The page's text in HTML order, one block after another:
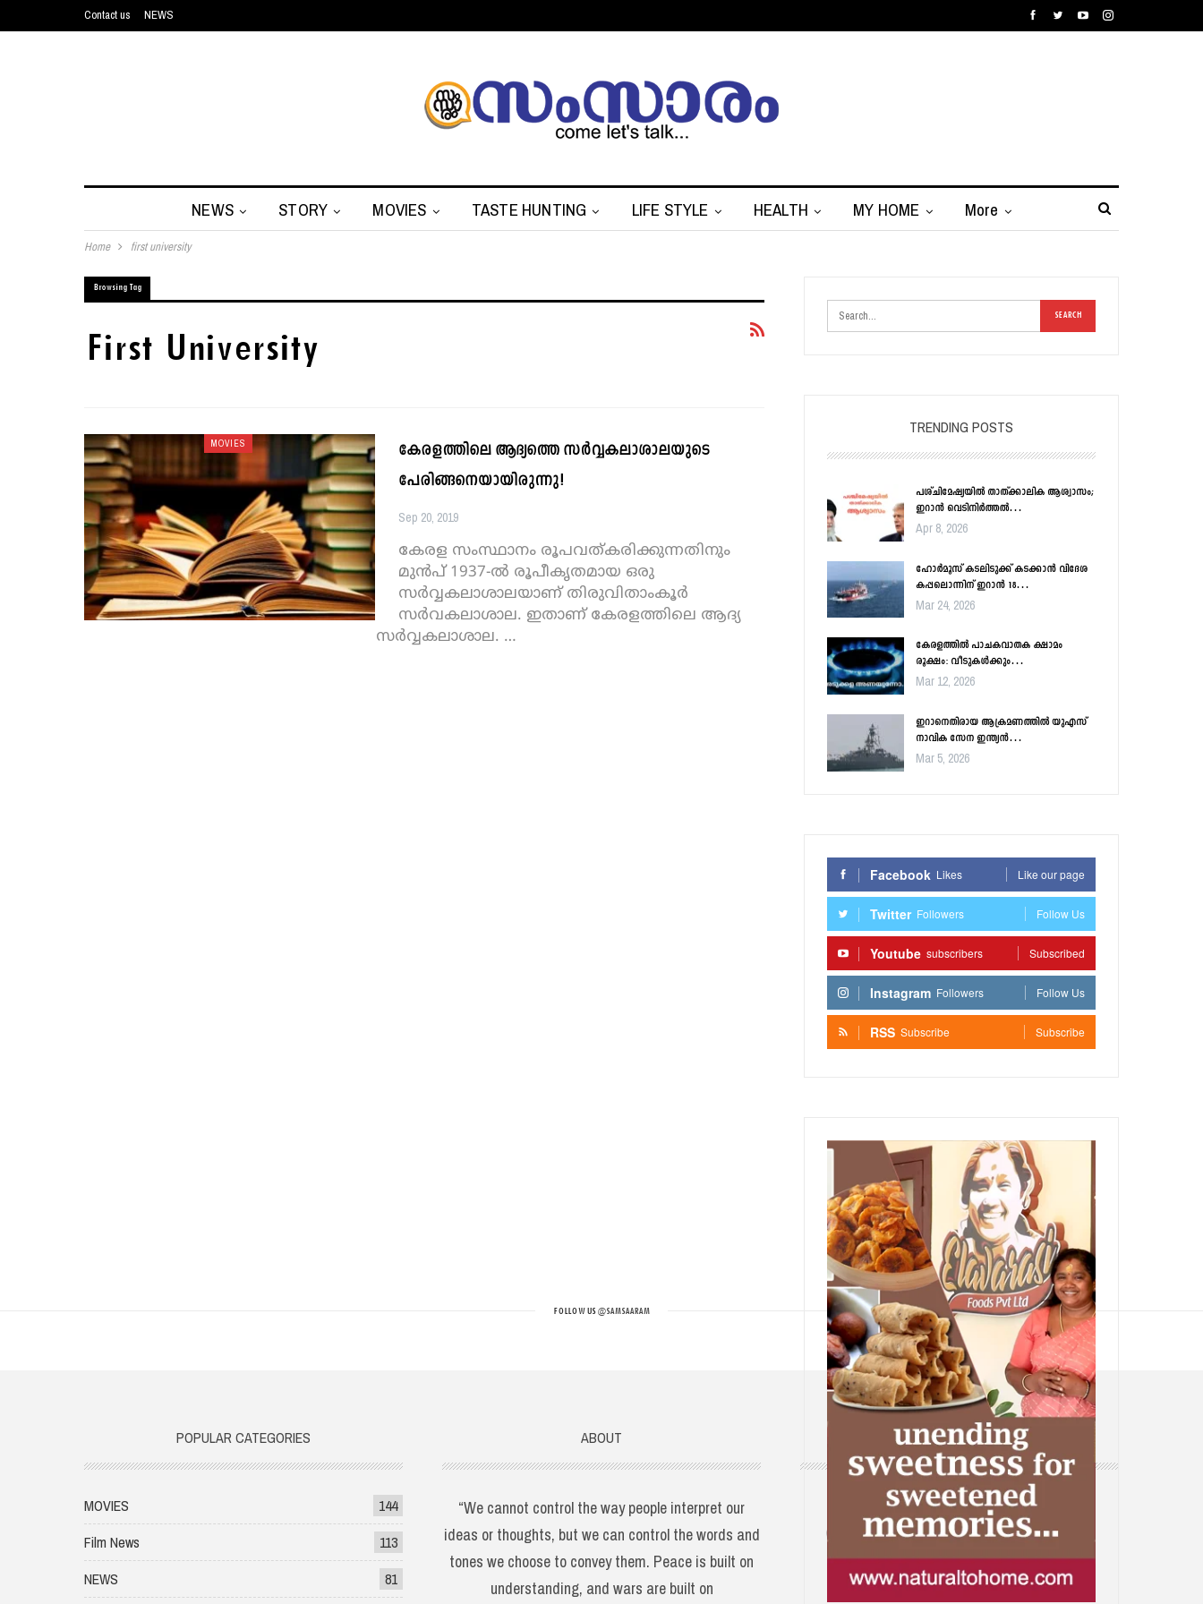
Contact us NEWS
NEWS STORY MOVIES TASTE HUNTING LIFE STYLE HEALTH MY HOME More
Home first university
Browsing Tag
First University
MOVIES
കേരളത്തിലെ ആദ്യത്തെ സര്‍വ്വകലാശാലയുടെ
പേരിങ്ങനെയായിരുന്നു!
Sep 20, 2019
കേരള സംസ്ഥാനം രൂപവത്കരിക്കുന്നതിനും
മുന്‍പ് 1937-ല്‍ രൂപീകൃതമായ ഒരു
സര്‍വ്വകലാശാലയാണ് തിരുവിതാംകൂര്‍
സര്‍വകലാശാല. ഇതാണ് കേരളത്തിലെ ആദ്യ
സര്‍വ്വകലാശാല. …
TRENDING POSTS
പശ്ചിമേഷ്യയിൽ താത്ക്കാലിക ആശ്വാസം;
ഇറാൻ വെടിനിർത്തൽ…
Apr 8, 2026
ഹോർമൂസ് കടലിടുക്ക് കടക്കാൻ വിദേശ
കപ്പലൊന്നിന് ഇറാൻ 18…
Mar 24, 2026
കേരളത്തിൽ പാചകവാതക ക്ഷാമം
രൂക്ഷം: വീടുകൾക്കും…
Mar 12, 2026
ഇറാനെതിരായ ആക്രമണത്തിൽ യുഎസ്
നാവിക സേന ഇന്ത്യൻ…
Mar 5, 2026
Facebook Likes Like our page
Twitter Followers Follow Us
Youtube subscribers Subscribed
Instagram Followers Follow Us
RSS Subscribe Subscribe
FOLLOW US@SAMSAARAM
POPULAR CATEGORIES
MOVIES
144
Film News
113
NEWS
81
ABOUT
“We cannot control the way people interpret our
ideas or thoughts, but we can control the words and
tones we choose to convey them. Peace is built on
understanding, and wars are built on
CONTACT
Web: www.samsaaram.com